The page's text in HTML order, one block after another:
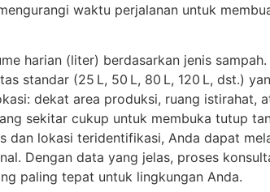
waktu perjalanan untuk
harian (liter) berdasarkan jenis sampah.
standar (25 L, 50 L, 80 L, 120 L, dst.)
dekat area produksi, ruang istirahat,
sekitar cukup untuk membuka tutup
dan lokasi teridentifikasi, Anda dapat
Dengan data yang jelas, proses
paling tepat untuk lingkungan Anda.